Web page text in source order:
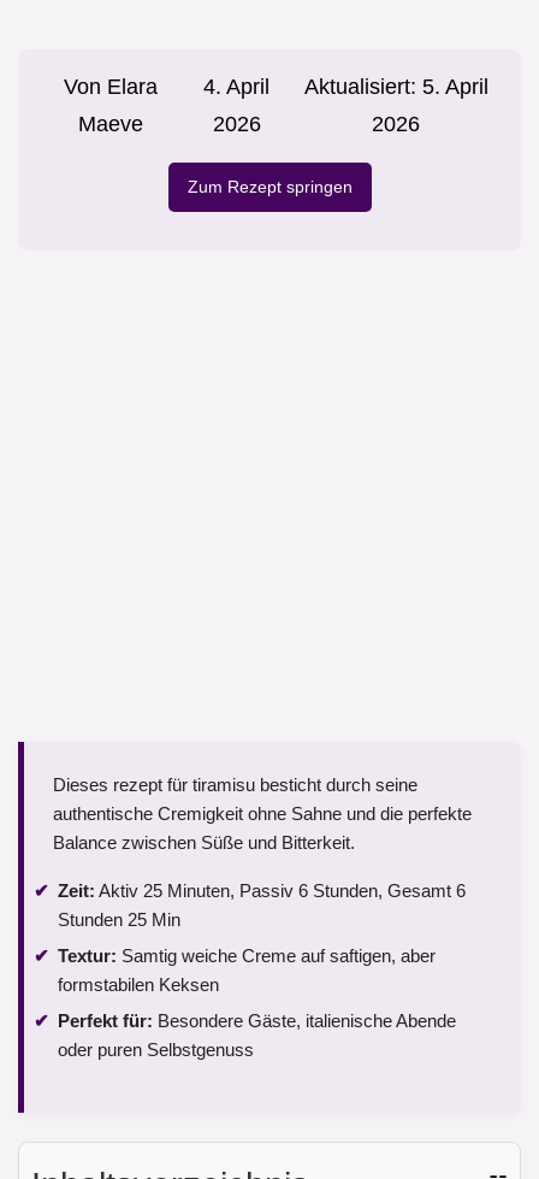
Von Elara
Maeve
4. April
2026
Aktualisiert: 5. April
2026
Zum Rezept springen
Dieses rezept für tiramisu besticht durch seine
authentische Cremigkeit ohne Sahne und die perfekte
Balance zwischen Süße und Bitterkeit.
Zeit: Aktiv 25 Minuten, Passiv 6 Stunden, Gesamt 6
Stunden 25 Min
Textur: Samtig weiche Creme auf saftigen, aber
formstabilen Keksen
Perfekt für: Besondere Gäste, italienische Abende
oder puren Selbstgenuss